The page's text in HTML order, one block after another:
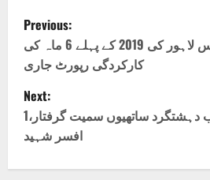
P
o
s
t
n
Previous:
انویسٹی گیشن پولیس لاہور کی 2019 کے پہلے 6 ماہ کی
کارکردگی رپورٹ جاری
Next:
پی ٹی ایم کا مطلوب دہشتگرد ساتھیوں سمیت گرفتار،1
افسر شہید